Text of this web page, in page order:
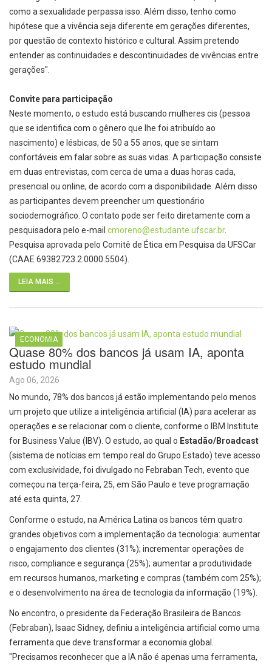
como a sexualidade perpassa isso. Além disso, tenho como
hipótese que a vivência seja diferente em gerações diferentes,
por questão de contexto histórico e cultural. Assim pretendo
entender as continuidades e descontinuidades de vivências entre
gerações".
Convite para participação
Neste momento, o estudo está buscando mulheres cis (pessoa
que se identifica com o gênero que lhe foi atribuído ao
nascimento) e lésbicas, de 50 a 55 anos, que se sintam
confortáveis em falar sobre as suas vidas. A participação consiste
em duas entrevistas, com cerca de uma a duas horas cada,
presencial ou online, de acordo com a disponibilidade. Além disso
as participantes devem preencher um questionário
sociodemográfico. O contato pode ser feito diretamente com a
pesquisadora pelo e-mail cmoreno@estudante.ufscar.br.
Pesquisa aprovada pelo Comitê de Ética em Pesquisa da UFSCar
(CAAE 69382723.2.0000.5504).
LEIA MAIS ...
ECONOMIA
Quase 80% dos bancos já usam IA, aponta
estudo mundial
Ago 06, 2026
No mundo, 78% dos bancos já estão implementando pelo menos
um projeto que utilize a inteligência artificial (IA) para acelerar as
operações e se relacionar com o cliente, conforme o IBM Institute
for Business Value (IBV). O estudo, ao qual o Estadão/Broadcast
(sistema de notícias em tempo real do Grupo Estado) teve acesso
com exclusividade, foi divulgado no Febraban Tech, evento que
começou na terça-feira, 25, em São Paulo e teve programação
até esta quinta, 27.
Conforme o estudo, na América Latina os bancos têm quatro
grandes objetivos com a implementação da tecnologia: aumentar
o engajamento dos clientes (31%); incrementar operações de
risco, compliance e segurança (25%); aumentar a produtividade
em recursos humanos, marketing e compras (também com 25%);
e o desenvolvimento na área de tecnologia da informação (19%).
No encontro, o presidente da Federação Brasileira de Bancos
(Febraban), Isaac Sidney, definiu a inteligência artificial como uma
ferramenta que deve transformar a economia global.
"Precisamos reconhecer que a IA não é apenas uma ferramenta,